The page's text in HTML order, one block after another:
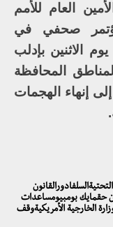
العام للأمم
صحفي في
الاثنين بإدلب
المحافظة
إلى إنهاء الهجمات
حقمايك بومبيومساعدات
الخارجية الأمريكيةوقف